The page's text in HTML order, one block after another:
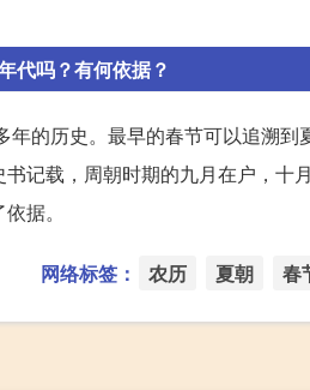
代吗？有何依据？
的历史。最早的春节可以追溯到
记载，周朝时期的九月在户，
据。
网络标签： 农历 夏朝 春